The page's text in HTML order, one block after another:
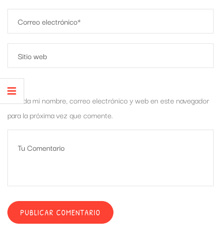
Guarda mi nombre, correo electrónico y web en este navegador
para la próxima vez que comente.